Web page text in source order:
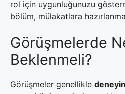
rol için uygunluğunuzu
bölüm, mülakatlara
Görüşmelerde
Beklenmeli?
Görüşmeler genellikle